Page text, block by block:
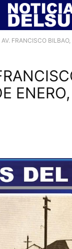
FRANCISCO